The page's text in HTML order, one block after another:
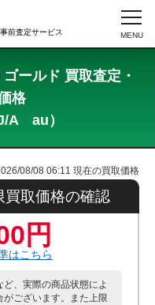
前査定サービス
ールド 買取査定・
格
A au）
08/08 06:11 現在の買取価格
買取価格の確認
円
はこちら
、実際の商品状態によ
がございます。また上限